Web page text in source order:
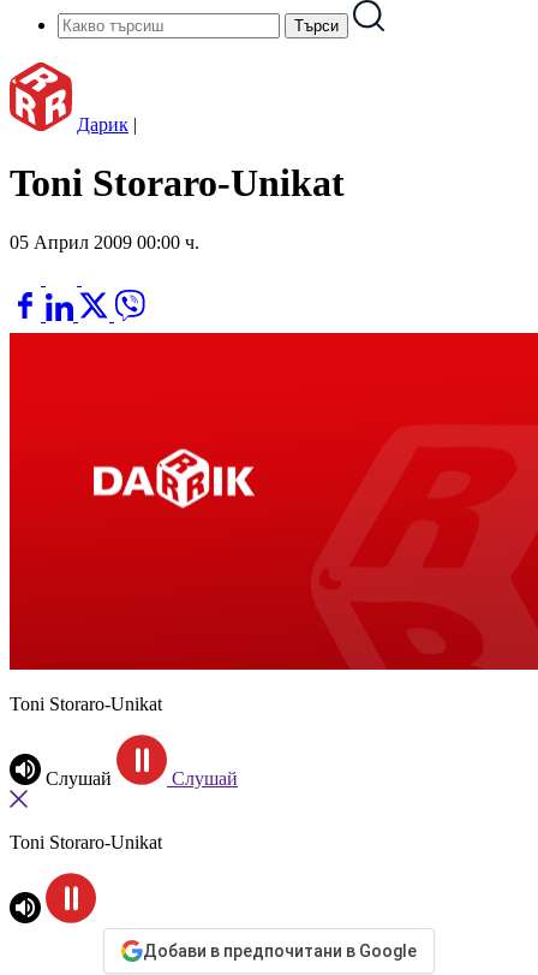
Дарик |
Toni Storaro-Unikat
05 Април 2009 00:00 ч.
Toni Storaro-Unikat
Слушай Слушай
Toni Storaro-Unikat
Добави в предпочитани в Google